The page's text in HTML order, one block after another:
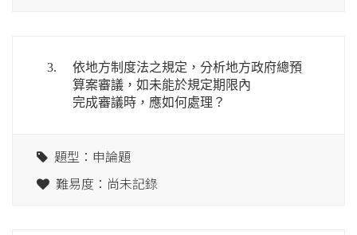
3.
依地方制度法之規定，分析地方政府總預
算案審議，如未能於規定期限內
完成審議時，應如何處理？
題型：申論題
難易度：尚未記錄